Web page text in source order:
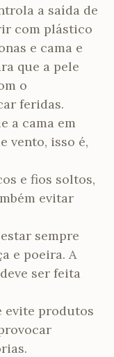
a saída de
com plástico
e cama e
que a pele
o
feridas.
a cama em
vento, isso é,
e fios soltos,
evitar
sempre
e poeira. A
ser feita
evite produtos